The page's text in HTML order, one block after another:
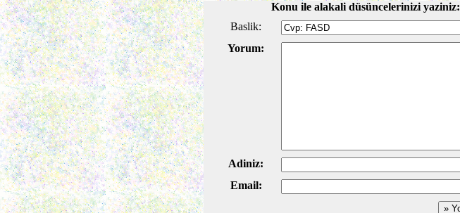
Konu ile alakali düsüncelerinizi yaziniz:
Baslik:
Yorum:
Adiniz:
Email: